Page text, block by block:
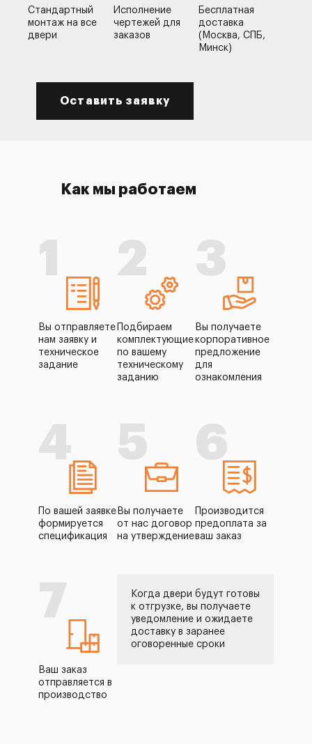
Стандартный
монтаж на все
двери
Исполнение
чертежей для
заказов
Бесплатная
доставка
(Москва, СПБ,
Минск)
Оставить заявку
Как мы работаем
1
Вы отправляете
нам заявку и
техническое
задание
2
Подбираем
комплектующие
по вашему
техническому
заданию
3
Вы получаете
корпоративное
предложение
для
ознакомления
4
По вашей заявке
формируется
спецификация
5
Вы получаете
от нас договор
на утверждение
6
Производится
предоплата за
ваш заказ
7
Ваш заказ
отправляется в
производство
Когда двери будут готовы
к отгрузке, вы получаете
уведомление и ожидаете
доставку в заранее
оговоренные сроки